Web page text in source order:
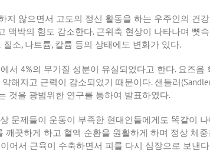
않으면서 고도의 정신 활동을 하는 우주인의 건
맥박의 힘도 감소한다. 근위축 현상이 나타나며 뼛
질소, 나트륨, 칼륨 등의 상태에도 변화가 있다.
서 4%의 무기질 성분이 유실되었다고 한다. 요즈음
해지고 근력이 감소되었기 때문이다. 샌들러
것을 광범위한 연구를 통하여 발표하였다.
문제들이 운동이 부족한 현대인들에게도 똑같이
깨끗하게 하고 혈액 순환을 원활하게 하며 정상 체
어서 근육이 수축하면서 피를 다시 심장으로 보낸다